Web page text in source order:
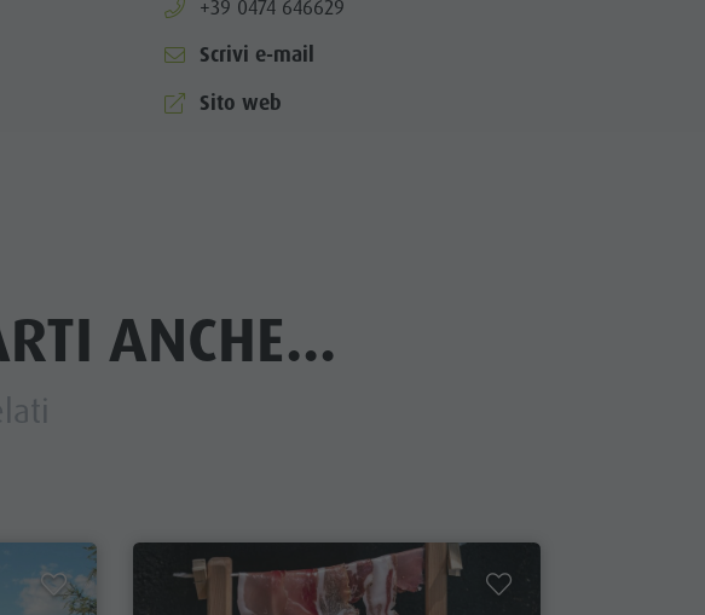
aria.phone:
+39 0474 646629
Scrivi e-mail
Sito web
ANCHE...